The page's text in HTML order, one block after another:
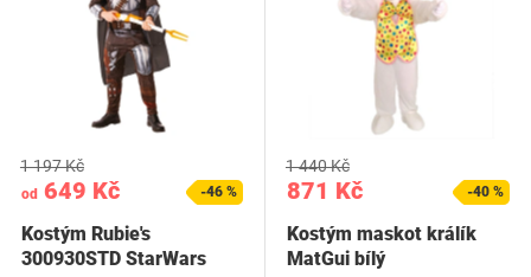
od 649 Kč
1 197 Kč
-46 %
Kostým Rubie's
300930STD StarWars
871 Kč
1 440 Kč
-40 %
Kostým maskot králík
MatGui bílý